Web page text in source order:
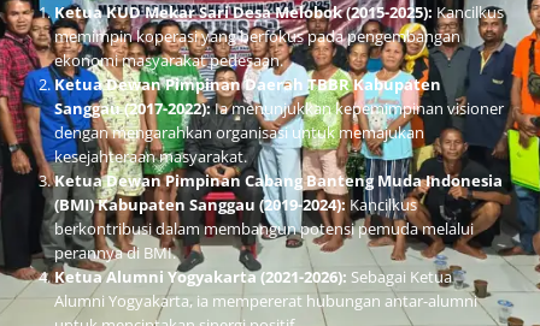
Ketua KUD Mekar Sari Desa Melobok (2015-2025): Kancilkus
memimpin koperasi yang berfokus pada pengembangan
ekonomi masyarakat pedesaan.
Ketua Dewan Pimpinan Daerah TBBR Kabupaten
Sanggau (2017-2022):Ia menunjukkan kepemimpinan visioner
dengan mengarahkan organisasi untuk memajukan
kesejahteraan masyarakat.
Ketua Dewan Pimpinan Cabang Banteng Muda Indonesia
(BMI) Kabupaten Sanggau (2019-2024): Kancilkus
berkontribusi dalam membangun potensi pemuda melalui
perannya di BMI.
Ketua Alumni Yogyakarta (2021-2026): Sebagai Ketua
Alumni Yogyakarta, ia mempererat hubungan antar-alumni